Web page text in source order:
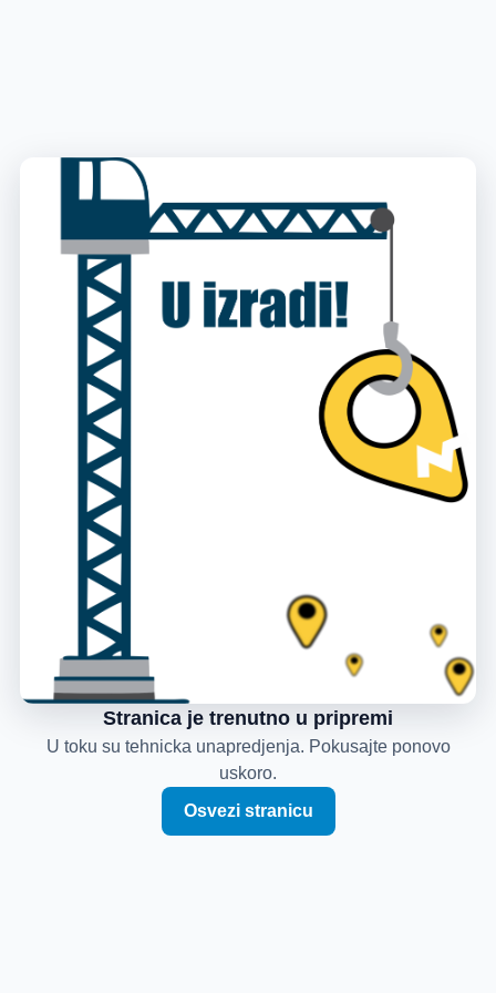
Stranica je trenutno u pripremi
U toku su tehnicka unapredjenja. Pokusajte ponovo
uskoro.
Osvezi stranicu